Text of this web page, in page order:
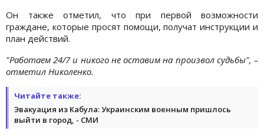
Он также отметил, что при первой возможности
граждане, которые просят помощи, получат инструкции и
план действий.
"Работаем 24/7 и никого не оставим на произвол судьбы", –
отметил Николенко.
Читайте также:
Эвакуация из Кабула: Украинским военным пришлось
выйти в город, - СМИ